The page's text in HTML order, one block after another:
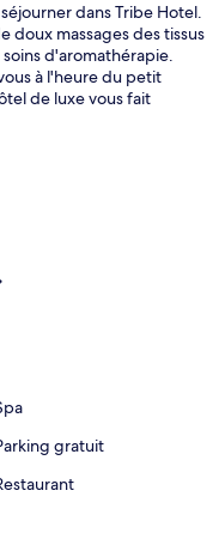
dans Tribe Hotel.
doux massages des tissus
d'aromathérapie.
à l'heure du petit
de luxe vous fait
h/24. Les autres
concerne le personnel
gratuit